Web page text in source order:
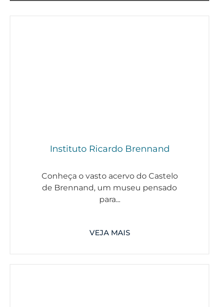
Instituto Ricardo Brennand
Conheça o vasto acervo do Castelo
de Brennand, um museu pensado
para...
VEJA MAIS